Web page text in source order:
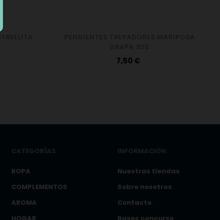
Precio
7,50 €
CATEGORÍAS
ROPA
COMPLEMENTOS
AROMA
INFORMACIÓN
Nuestras tiendas
Sobre nosotros
Contacto